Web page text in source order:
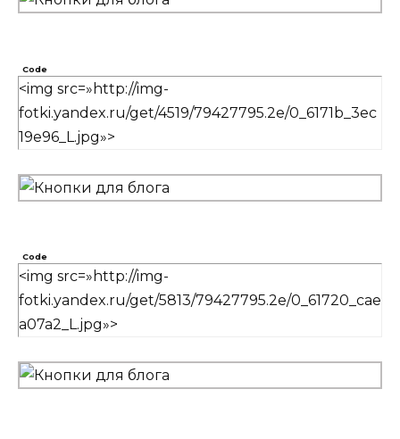
Code
<img src=»http://img-
fotki.yandex.ru/get/4519/79427795.2e/0_6171b_3ec
19e96_L.jpg»>
Code
<img src=»http://img-
fotki.yandex.ru/get/5813/79427795.2e/0_61720_cae
a07a2_L.jpg»>